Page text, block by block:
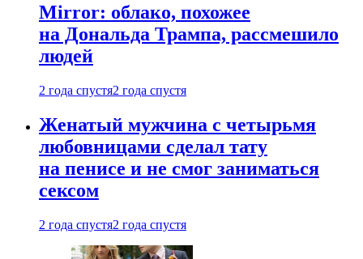
Mirror: облако, похожее
на Дональда Трампа, рассмешило
людей
2 года спустя2 года спустя
Женатый мужчина с четырьмя
любовницами сделал тату
на пенисе и не смог заниматься
сексом
2 года спустя2 года спустя